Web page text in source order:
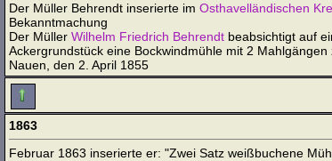
Der Müller Behrendt inserierte im Osthavelländischen
Bekanntmachung
Der Müller Wilhelm Friedrich Behrendt beabsichtigt auf
Ackergrundstück eine Bockwindmühle mit 2 Mahlgängen
Nauen, den 2. April 1855
1863
Februar 1863 inserierte er: "Zwei Satz weißbuchene